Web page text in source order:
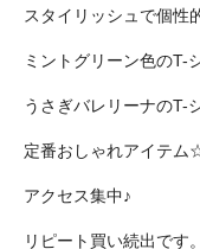
スタイリッシュで個性
ミントグリーン色のT-
うさぎバレリーナのT-
定番おしゃれアイテム
アクセス集中♪
リピート買い続出です。